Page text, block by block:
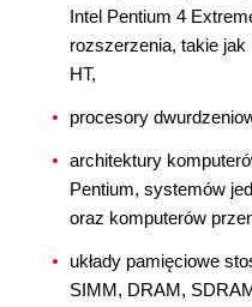
Intel Pentium 4
rozszerzenia, takie
HT,
procesory
architektury
Pentium, systemów
oraz komputerów
układy pamięciowe
SIMM, DRAM,